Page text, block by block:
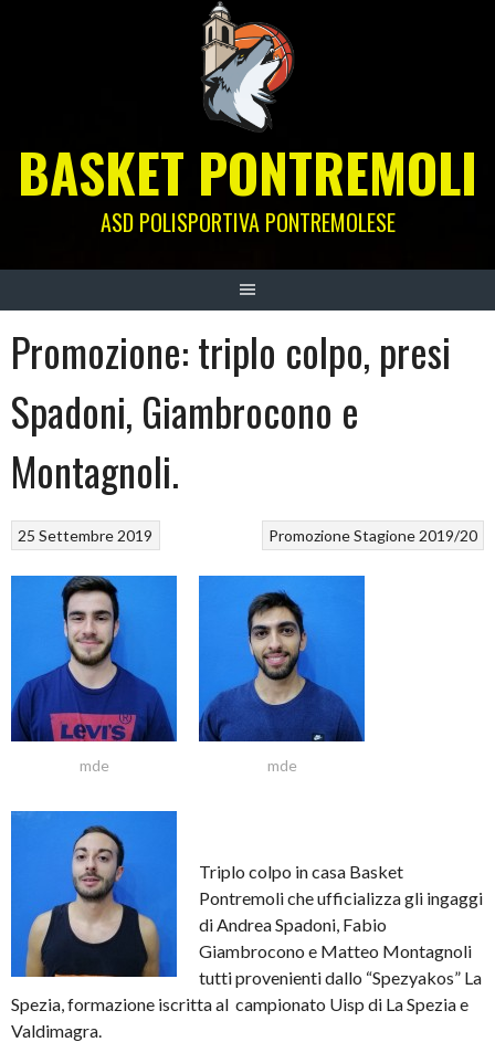
BASKET PONTREMOLI
ASD POLISPORTIVA PONTREMOLESE
Promozione: triplo colpo, presi
Spadoni, Giambrocono e
Montagnoli.
PromozioneStagione 2019/20
25 Settembre 2019
mde mde
Triplo colpo in casa Basket
Pontremoli che ufficializza gli ingaggi
di Andrea Spadoni, Fabio
Giambrocono e Matteo Montagnoli
tutti provenienti dallo “Spezyakos” La
Spezia, formazione iscritta al campionato Uisp di La Spezia e
Valdimagra.